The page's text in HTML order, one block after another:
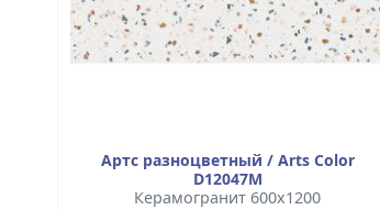
Артс разноцветный / Arts Color
D12047M
Керамогранит 600x1200